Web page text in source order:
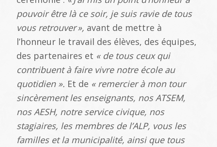
pouvoirêtre là ce soir, je suis ravie de tous
vous retrouver», avant de mettre à
l’honneur le travail des élèves, des équipes,
des partenaires et « de tous ceux qui
contribuent à faire vivre notre école au
quotidien ». Et de « remercier à mon tour
sincèrement les enseignants, nos ATSEM,
nos AESH, notre service civique, nos
stagiaires, les membres de l’ALP, vous les
familles et la municipalité, ainsi que tous